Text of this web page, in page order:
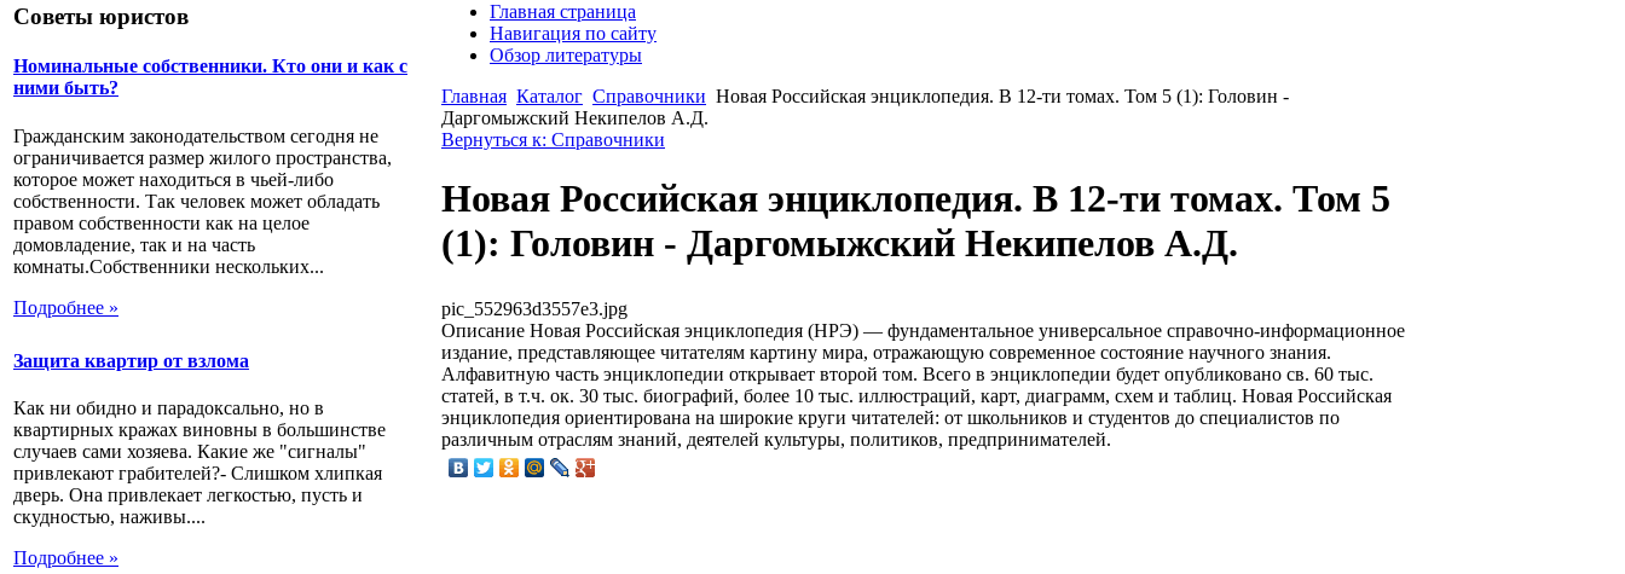
Советы юристов
Номинальные собственники. Кто они и как с
ними быть?
Гражданским законодательством сегодня не
ограничивается размер жилого пространства,
которое может находиться в чьей-либо
собственности. Так человек может обладать
правом собственности как на целое
домовладение, так и на часть
комнаты.Собственники нескольких...
Подробнее »
Защита квартир от взлома
Как ни обидно и парадоксально, но в
квартирных кражах виновны в большинстве
случаев сами хозяева. Какие же "сигналы"
привлекают грабителей?- Слишком хлипкая
дверь. Она привлекает легкостью, пусть и
скудностью, наживы....
Подробнее »
Главная страница
Навигация по сайту
Обзор литературы
Главная Каталог Справочники Новая Российская энциклопедия. В 12-ти томах. Том 5 (1): Головин -
Даргомыжский Некипелов А.Д.
Вернуться к: Справочники
Новая Российская энциклопедия. В 12-ти томах. Том 5
(1): Головин - Даргомыжский Некипелов А.Д.
pic_552963d3557e3.jpg
Описание Новая Российская энциклопедия (НРЭ) — фундаментальное универсальное справочно-информационное
издание, представляющее читателям картину мира, отражающую современное состояние научного знания.
Алфавитную часть энциклопедии открывает второй том. Всего в энциклопедии будет опубликовано св. 60 тыс.
статей, в т.ч. ок. 30 тыс. биографий, более 10 тыс. иллюстраций, карт, диаграмм, схем и таблиц. Новая Российская
энциклопедия ориентирована на широкие круги читателей: от школьников и студентов до специалистов по
различным отраслям знаний, деятелей культуры, политиков, предпринимателей.